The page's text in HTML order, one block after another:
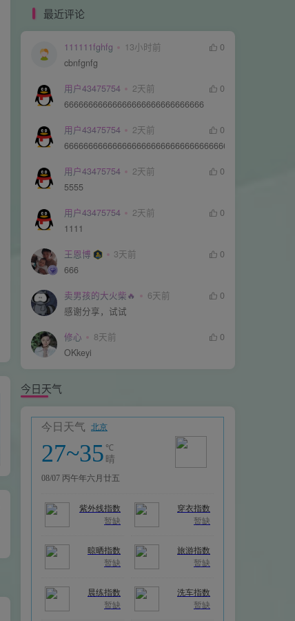
最近评论
111111fghfg 13小时前
0
cbnfgnfg
用户43475754 2天前
0
66666666666666666666666666666
用户43475754 2天前
0
用户43475754 2天前
0
5555
用户43475754 2天前
0
1111
王恩博 3天前
0
666
卖男孩的大火柴🔥 6天前
0
感谢分享，试试
修心 8天前
0
OKkeyi
今日天气